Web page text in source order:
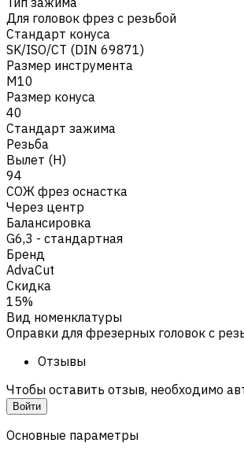
Для головок фрез с резьбой
Стандарт конуса
SK/ISO/CT (DIN 69871)
Размер инструмента
M10
Размер конуса
40
Стандарт зажима
Резьба
Вылет (H)
94
СОЖ фрез оснастка
Через центр
Балансировка
G6,3 - стандартная
Бренд
AdvaCut
Скидка
15%
Вид номенклатуры
Оправки для фрезерных головок с
Отзывы
Чтобы оставить отзыв, необходимо
Войти
Основные параметры